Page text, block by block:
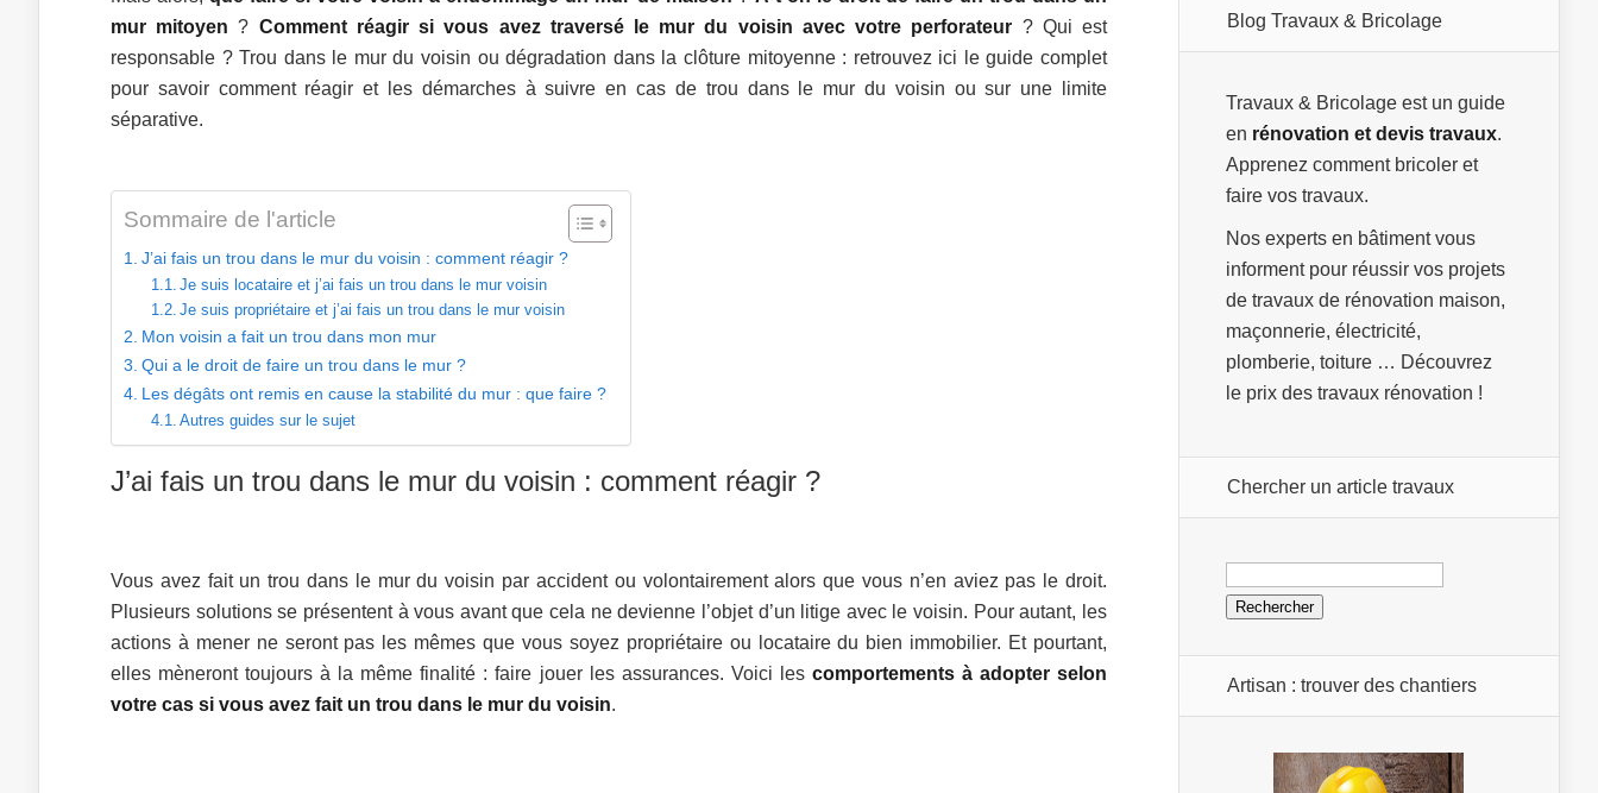
mur mitoyen ? Comment réagir si vous avez traversé le mur du voisin avec votre perforateur ? Qui est
responsable ? Trou dans le mur du voisin ou dégradation dans la clôture mitoyenne : retrouvez ici le guide complet
pour savoir comment réagir et les démarches à suivre en cas de trou dans le mur du voisin ou sur une limite
séparative.
Sommaire de l'article
J’ai fais un trou dans le mur du voisin : comment réagir ?
Je suis locataire et j’ai fais un trou dans le mur voisin
Je suis propriétaire et j’ai fais un trou dans le mur voisin
Mon voisin a fait un trou dans mon mur
Qui a le droit de faire un trou dans le mur ?
Les dégâts ont remis en cause la stabilité du mur : que faire ?
Autres guides sur le sujet
J’ai fais un trou dans le mur du voisin : comment réagir ?
Vous avez fait un trou dans le mur du voisin par accident ou volontairement alors que vous n’en aviez pas le droit.
Plusieurs solutions se présentent à vous avant que cela ne devienne l’objet d’un litige avec le voisin. Pour autant, les
actions à mener ne seront pas les mêmes que vous soyez propriétaire ou locataire du bien immobilier. Et pourtant,
elles mèneront toujours à la même finalité : faire jouer les assurances. Voici les comportements à adopter selon
votre cas si vous avez fait un trou dans le mur du voisin.
Blog Travaux & Bricolage
Travaux & Bricolage est un guide
en rénovation et devis travaux.
Apprenez comment bricoler et
faire vos travaux.
Nos experts en bâtiment vous
informent pour réussir vos projets
de travaux de rénovation maison,
maçonnerie, électricité,
plomberie, toiture … Découvrez
le prix des travaux rénovation !
Chercher un article travaux
Rechercher :
Artisan : trouver des chantiers